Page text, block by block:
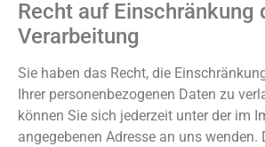
Recht auf Einschränkung
Verarbeitung
Sie haben das Recht, die
Ihrer personenbezogenen Daten zu
können Sie sich jederzeit unter der im
angegebenen Adresse an uns wenden.